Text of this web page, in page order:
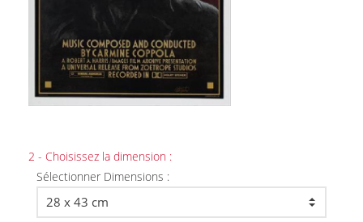
2 - Choisissez la dimension :
Sélectionner Dimensions :